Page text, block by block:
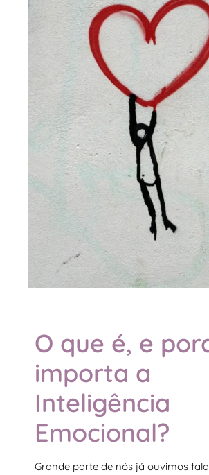
O que é, e
importa a
Inteligência
Emocional?
Grande parte de nós já ouvimos